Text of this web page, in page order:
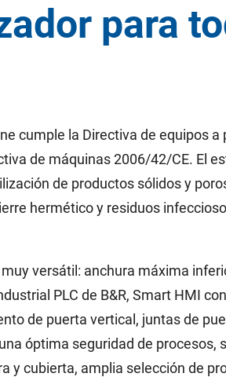
para
cumple la Directiva de equipos a
de máquinas 2006/42/CE. El
de productos sólidos y
hermético y residuos
versátil: anchura máxima
PLC de B&R, Smart HMI
de puerta vertical, juntas de
óptima seguridad de procesos,
y cubierta, amplia selección de